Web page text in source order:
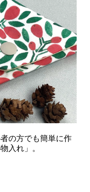
の方でも簡単に作
入れ」。